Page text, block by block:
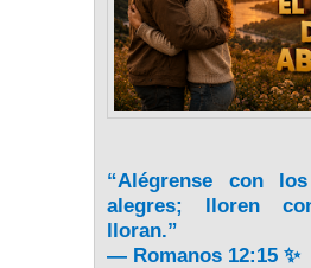
“Alégrense con
alegres; lloren
lloran.”
— Romanos 12:15 ✨